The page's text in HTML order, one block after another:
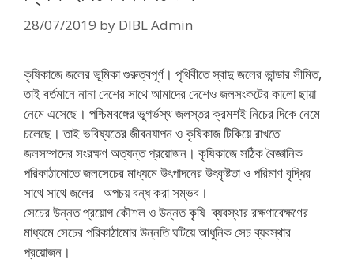
28/07/2019 by DIBL Admin
কৃষিকাজে জলের ভূমিকা গুরুত্বপূর্ণ। পৃথিবীতে স্বাদু জলের ভান্ডার সীমিত,
তাই বর্তমানে নানা দেশের সাথে আমাদের দেশেও জলসংকটের কালো ছায়া
নেমে এসেছে। পশ্চিমবঙ্গের ভূগর্ভস্থ জলস্তর ক্রমশই নিচের দিকে নেমে
চলেছে। তাই ভবিষ্যতের জীবনযাপন ও কৃষিকাজ টিকিয়ে রাখতে
জলসম্পদের সংরক্ষণ অত্যন্ত প্রয়োজন। কৃষিকাজে সঠিক বৈজ্ঞানিক
পরিকাঠামোতে জলসেচের মাধ্যমে উৎপাদনের উৎকৃষ্টতা ও পরিমাণ বৃদ্ধির
সাথে সাথে জলের অপচয় বন্ধ করা সম্ভব।
সেচের উন্নত প্রয়োগ কৌশল ও উন্নত কৃষি ব্যবস্থার রক্ষণাবেক্ষণের
মাধ্যমে সেচের পরিকাঠামোর উন্নতি ঘটিয়ে আধুনিক সেচ ব্যবস্থার
প্রয়োজন।